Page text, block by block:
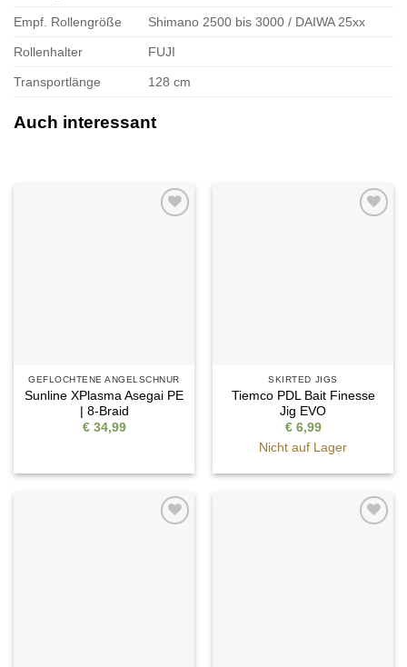
Empf. Rollengröße Shimano 2500 bis 3000 / DAIWA 25xx
Rollenhalter FUJI
Transportlänge 128 cm
Auch interessant
GEFLOCHTENE ANGELSCHNUR
Sunline XPlasma Asegai PE
| 8-Braid
€34,99
SKIRTED JIGS
Tiemco PDL Bait Finesse
Jig EVO
€6,99
Nicht auf Lager